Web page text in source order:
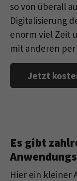
so von überall
Digitalisierung
enorm viel Zeit
mit anderen
Jetzt
Es gibt
Hier ein kleiner